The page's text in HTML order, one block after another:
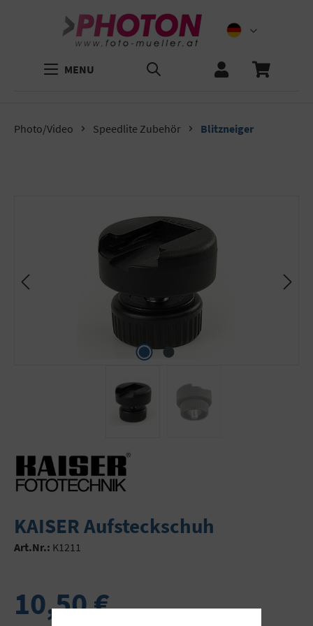
MENU
Photo/Video Speedlite Zubehör Blitzneiger
KAISER Aufsteckschuh
Art.Nr.: K1211
10,50 €